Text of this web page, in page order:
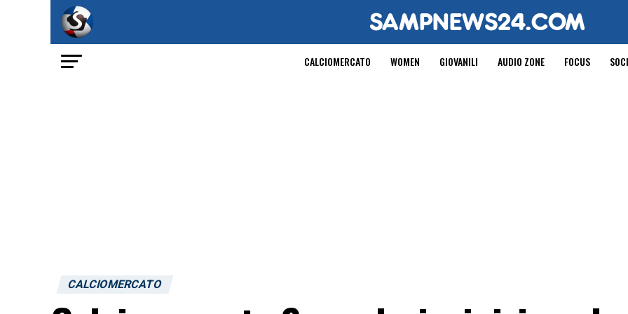
CALCIOMERCATO WOMEN GIOVANILI AUDIO ZONE FOCUS
CALCIOMERCATO